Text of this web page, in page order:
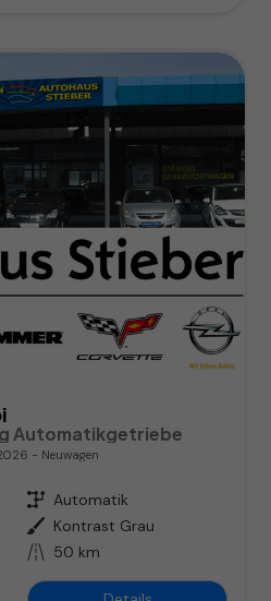
Automatikgetriebe
Neuwagen
Getriebe Automatik
Außenfarbe Kontrast Grau
Kilometerstand 50 km